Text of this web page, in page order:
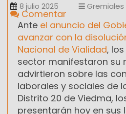
8 julio 2025 Gremiales
Comentar
Ante el anuncio del
avanzar con la
Nacional de Vialidad,
sector manifestaron su
advirtieron sobre las
laborales y sociales de
Distrito 20 de Viedma,
presentarán hoy en sus